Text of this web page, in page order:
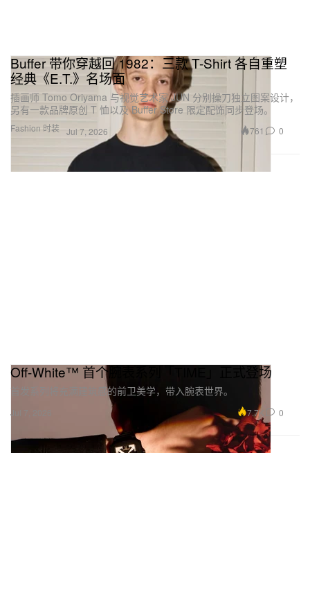
Fashion 时装
Buffer 带你穿越回 1982：三款 T-Shirt 各自重塑
经典《E.T.》名场面
插画师 Tomo Oriyama 与视觉艺术家 JUN 分别操刀独立图案设计，
另有一款品牌原创 T 恤以及 Buffer Store 限定配饰同步登场。
Jul 7, 2026 761 0
Off-White™ 首个腕表系列「TIME」正式登场
首发系列将充满建筑感的前卫美学，带入腕表世界。
Jul 7, 2026 7.7K 0